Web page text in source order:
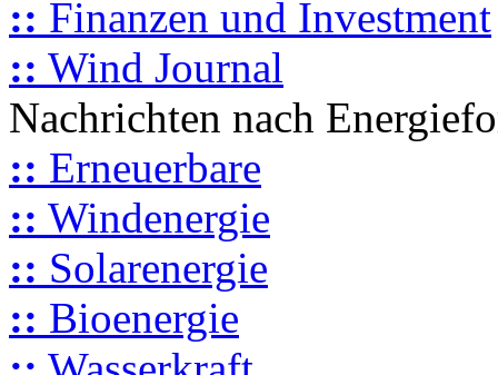
:: Finanzen und Investment
:: Wind Journal
Nachrichten nach
:: Erneuerbare
:: Windenergie
:: Solarenergie
:: Bioenergie